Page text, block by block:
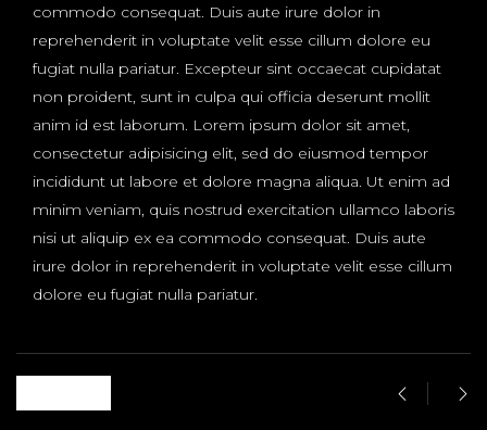
commodo consequat. Duis aute irure dolor in
reprehenderit in voluptate velit esse cillum dolore eu
fugiat nulla pariatur. Excepteur sint occaecat cupidatat
non proident, sunt in culpa qui officia deserunt mollit
anim id est laborum. Lorem ipsum dolor sit amet,
consectetur adipisicing elit, sed do eiusmod tempor
incididunt ut labore et dolore magna aliqua. Ut enim ad
minim veniam, quis nostrud exercitation ullamco laboris
nisi ut aliquip ex ea commodo consequat. Duis aute
irure dolor in reprehenderit in voluptate velit esse cillum
dolore eu fugiat nulla pariatur.